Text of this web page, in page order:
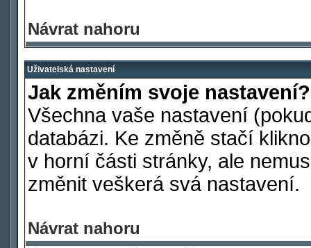
Návrat nahoru
Uživatelská nastavení
Jak změním svoje nastavení?
Všechna vaše nastavení
databázi. Ke změně stačí
v horní části stránky, ale
změnit veškerá svá nastavení.
Návrat nahoru